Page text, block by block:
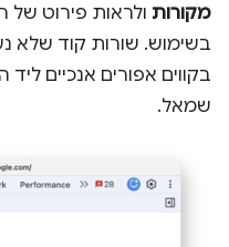
מקורות ולראות פירוט
בשימוש. שורות קוד שלא
בקווים אפורים אנכיים
שמאל.